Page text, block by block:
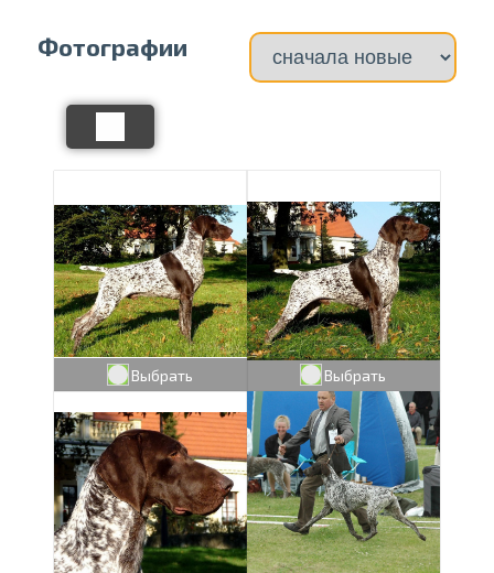
Фотографии
Выбрать страницу
Выбрать галерею
Выбрать Выбрать